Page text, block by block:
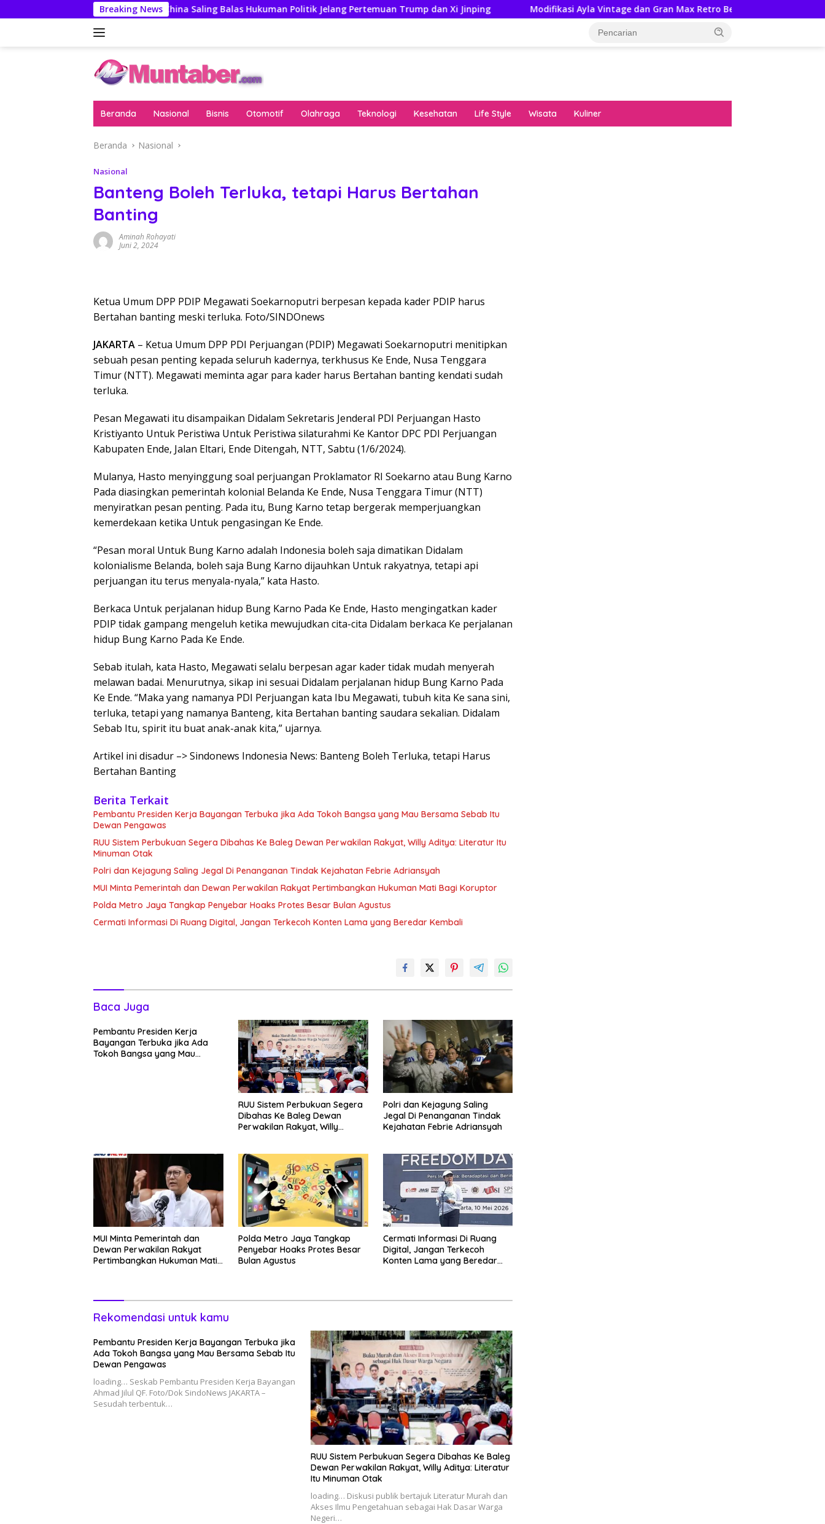
ke
Breaking News
AS-China Saling Balas Hukuman Politik Jelang Pertemuan Trump dan Xi Jinping Modifikasi Ayla Vintage dan Gran Max Retro Bersama Sebab Itu Hadiah Undian
Beranda Nasional Bisnis Otomotif Olahraga Teknologi Kesehatan Life Style Wisata Kuliner
Beranda Nasional
Nasional
Banteng Boleh Terluka, tetapi Harus Bertahan
Banting
Aminah Rohayati
Juni 2, 2024
Ketua Umum DPP PDIP Megawati Soekarnoputri berpesan kepada kader PDIP harus
Bertahan banting meski terluka. Foto/SINDOnews
JAKARTA – Ketua Umum DPP PDI Perjuangan (PDIP) Megawati Soekarnoputri menitipkan
sebuah pesan penting kepada seluruh kadernya, terkhusus Ke Ende, Nusa Tenggara
Timur (NTT). Megawati meminta agar para kader harus Bertahan banting kendati sudah
terluka.
Pesan Megawati itu disampaikan Didalam Sekretaris Jenderal PDI Perjuangan Hasto
Kristiyanto Untuk Peristiwa Untuk Peristiwa silaturahmi Ke Kantor DPC PDI Perjuangan
Kabupaten Ende, Jalan Eltari, Ende Ditengah, NTT, Sabtu (1/6/2024).
Mulanya, Hasto menyinggung soal perjuangan Proklamator RI Soekarno atau Bung Karno
Pada diasingkan pemerintah kolonial Belanda Ke Ende, Nusa Tenggara Timur (NTT)
menyiratkan pesan penting. Pada itu, Bung Karno tetap bergerak memperjuangkan
kemerdekaan ketika Untuk pengasingan Ke Ende.
“Pesan moral Untuk Bung Karno adalah Indonesia boleh saja dimatikan Didalam
kolonialisme Belanda, boleh saja Bung Karno dijauhkan Untuk rakyatnya, tetapi api
perjuangan itu terus menyala-nyala,” kata Hasto.
Berkaca Untuk perjalanan hidup Bung Karno Pada Ke Ende, Hasto mengingatkan kader
PDIP tidak gampang mengeluh ketika mewujudkan cita-cita Didalam berkaca Ke perjalanan
hidup Bung Karno Pada Ke Ende.
Sebab itulah, kata Hasto, Megawati selalu berpesan agar kader tidak mudah menyerah
melawan badai. Menurutnya, sikap ini sesuai Didalam perjalanan hidup Bung Karno Pada
Ke Ende. “Maka yang namanya PDI Perjuangan kata Ibu Megawati, tubuh kita Ke sana sini,
terluka, tetapi yang namanya Banteng, kita Bertahan banting saudara sekalian. Didalam
Sebab Itu, spirit itu buat anak-anak kita,” ujarnya.
Artikel ini disadur –> Sindonews Indonesia News: Banteng Boleh Terluka, tetapi Harus
Bertahan Banting
Berita Terkait
Pembantu Presiden Kerja Bayangan Terbuka jika Ada Tokoh Bangsa yang Mau Bersama Sebab Itu
Dewan Pengawas
RUU Sistem Perbukuan Segera Dibahas Ke Baleg Dewan Perwakilan Rakyat, Willy Aditya: Literatur Itu
Minuman Otak
Polri dan Kejagung Saling Jegal Di Penanganan Tindak Kejahatan Febrie Adriansyah
MUI Minta Pemerintah dan Dewan Perwakilan Rakyat Pertimbangkan Hukuman Mati Bagi Koruptor
Polda Metro Jaya Tangkap Penyebar Hoaks Protes Besar Bulan Agustus
Cermati Informasi Di Ruang Digital, Jangan Terkecoh Konten Lama yang Beredar Kembali
Baca Juga
Pembantu Presiden Kerja
Bayangan Terbuka jika Ada
Tokoh Bangsa yang Mau
RUU Sistem Perbukuan Segera
Dibahas Ke Baleg Dewan
Perwakilan Rakyat, Willy
Polri dan Kejagung Saling
Jegal Di Penanganan Tindak
Kejahatan Febrie Adriansyah
MUI Minta Pemerintah dan
Dewan Perwakilan Rakyat
Pertimbangkan Hukuman Mati
Polda Metro Jaya Tangkap
Penyebar Hoaks Protes Besar
Bulan Agustus
Cermati Informasi Di Ruang
Digital, Jangan Terkecoh
Konten Lama yang Beredar
Rekomendasi untuk kamu
Pembantu Presiden Kerja Bayangan Terbuka jika
Ada Tokoh Bangsa yang Mau Bersama Sebab Itu
Dewan Pengawas
loading… Seskab Pembantu Presiden Kerja Bayangan
Ahmad Jilul QF. Foto/Dok SindoNews JAKARTA –
Sesudah terbentuk…
RUU Sistem Perbukuan Segera Dibahas Ke Baleg
Dewan Perwakilan Rakyat, Willy Aditya: Literatur
Itu Minuman Otak
loading… Diskusi publik bertajuk Literatur Murah dan
Akses Ilmu Pengetahuan sebagai Hak Dasar Warga
Negeri…